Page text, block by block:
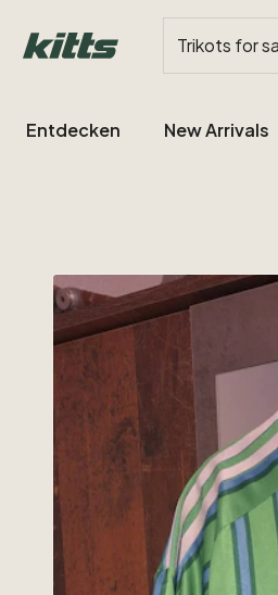
Trikots for
Entdecken New Arrivals